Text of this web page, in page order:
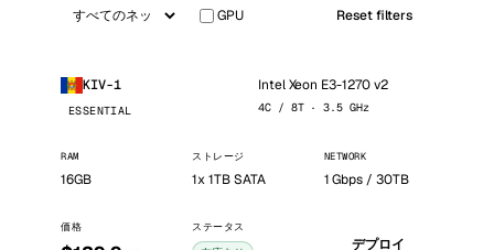
GPU Reset filters
KIV-1
ESSENTIAL
Intel Xeon E3-1270 v2
4C / 8T · 3.5 GHz
RAM
16GB
ストレージ
1x 1TB SATA
NETWORK
1 Gbps / 30TB
価格 ステータス
デプロイ